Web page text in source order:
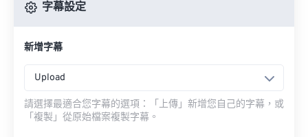
字幕設定
新增字幕
Upload
請選擇最適合您字幕的選項：「上傳」新增您自己的字幕，或
「複製」從原始檔案複製字幕。